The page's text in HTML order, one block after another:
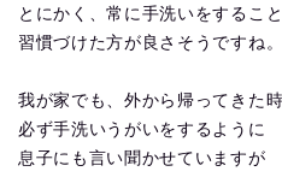
とにかく、常に手洗いをするこ
習慣づけた方が良さそうですね。
我が家でも、外から帰ってきた
必ず手洗いうがいをするように
息子にも言い聞かせていますが